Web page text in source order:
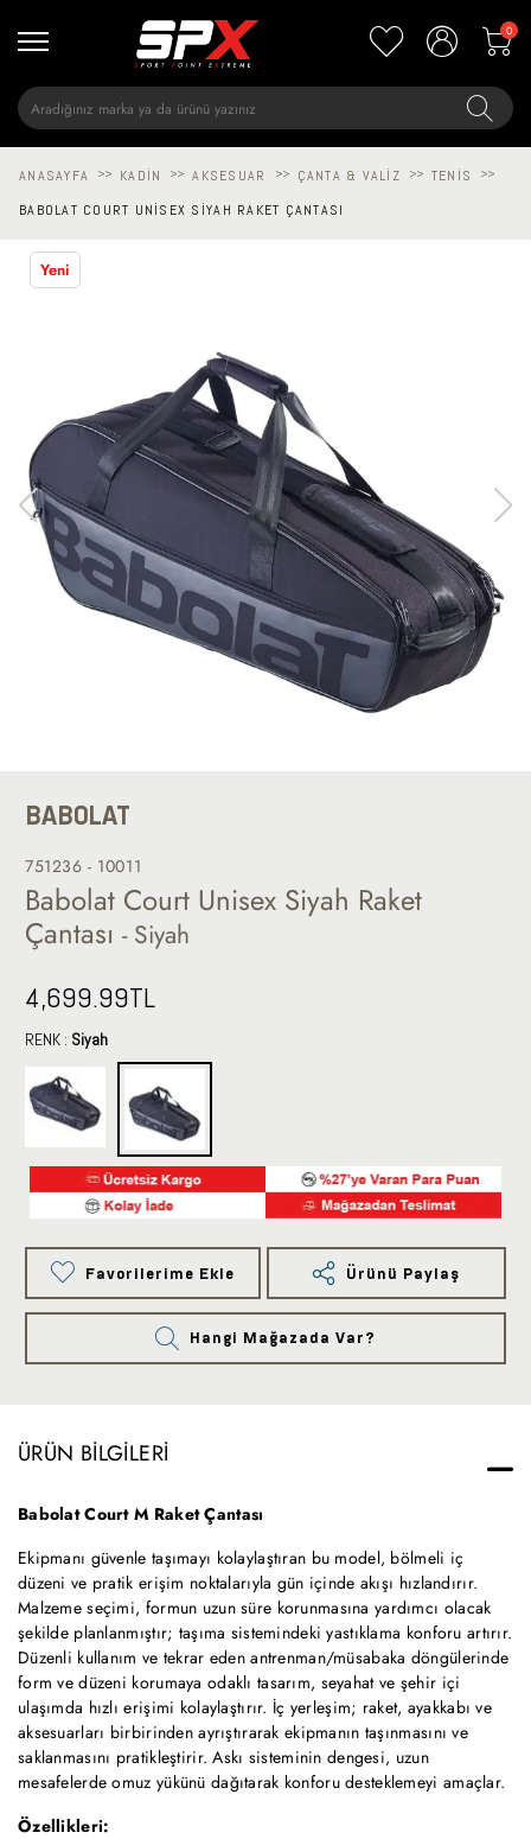
0
ANASAYFA >> KADIN >> AKSESUAR >> ÇANTA & VALIZ >> TENIS >>
BABOLAT COURT UNISEX SIYAH RAKET ÇANTASI
Yeni
BABOLAT
751236 - 10011
Babolat Court Unisex Siyah Raket
Çantası - Siyah
4,699.99TL
RENK : Siyah
Favorilerime Ekle Ürünü Paylaş
Hangi Mağazada Var?
ÜRÜN BILGILERI
Babolat Court M Raket Çantası
Ekipmanı güvenle taşımayı kolaylaştıran bu model, bölmeli iç
düzeni ve pratik erişim noktalarıyla gün içinde akışı hızlandırır.
Malzeme seçimi, formun uzun süre korunmasına yardımcı olacak
şekilde planlanmıştır; taşıma sistemindeki yastıklama konforu artırır.
Düzenli kullanım ve tekrar eden antrenman/müsabaka döngülerinde
form ve düzeni korumaya odaklı tasarım, seyahat ve şehir içi
ulaşımda hızlı erişimi kolaylaştırır. İç yerleşim; raket, ayakkabı ve
aksesuarları birbirinden ayrıştırarak ekipmanın taşınmasını ve
saklanmasını pratikleştirir. Askı sisteminin dengesi, uzun
mesafelerde omuz yükünü dağıtarak konforu desteklemeyi amaçlar.
Özellikleri: